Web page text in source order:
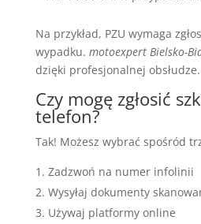
Na przykład, PZU wymaga
wypadku. motoexpert Bielsko-
dzięki profesjonalnej obsłudze.
Czy mogę zgłosić
telefon?
Tak! Możesz wybrać spośród
Zadzwoń na numer infolinii
Wysyłaj dokumenty
Używaj platformy online